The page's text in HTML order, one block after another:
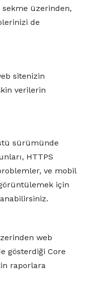
üzerinden,
de
sitenizin
verilerin
sürümünde
HTTPS
ve mobil
için
web
gösterdiği Core
raporlara